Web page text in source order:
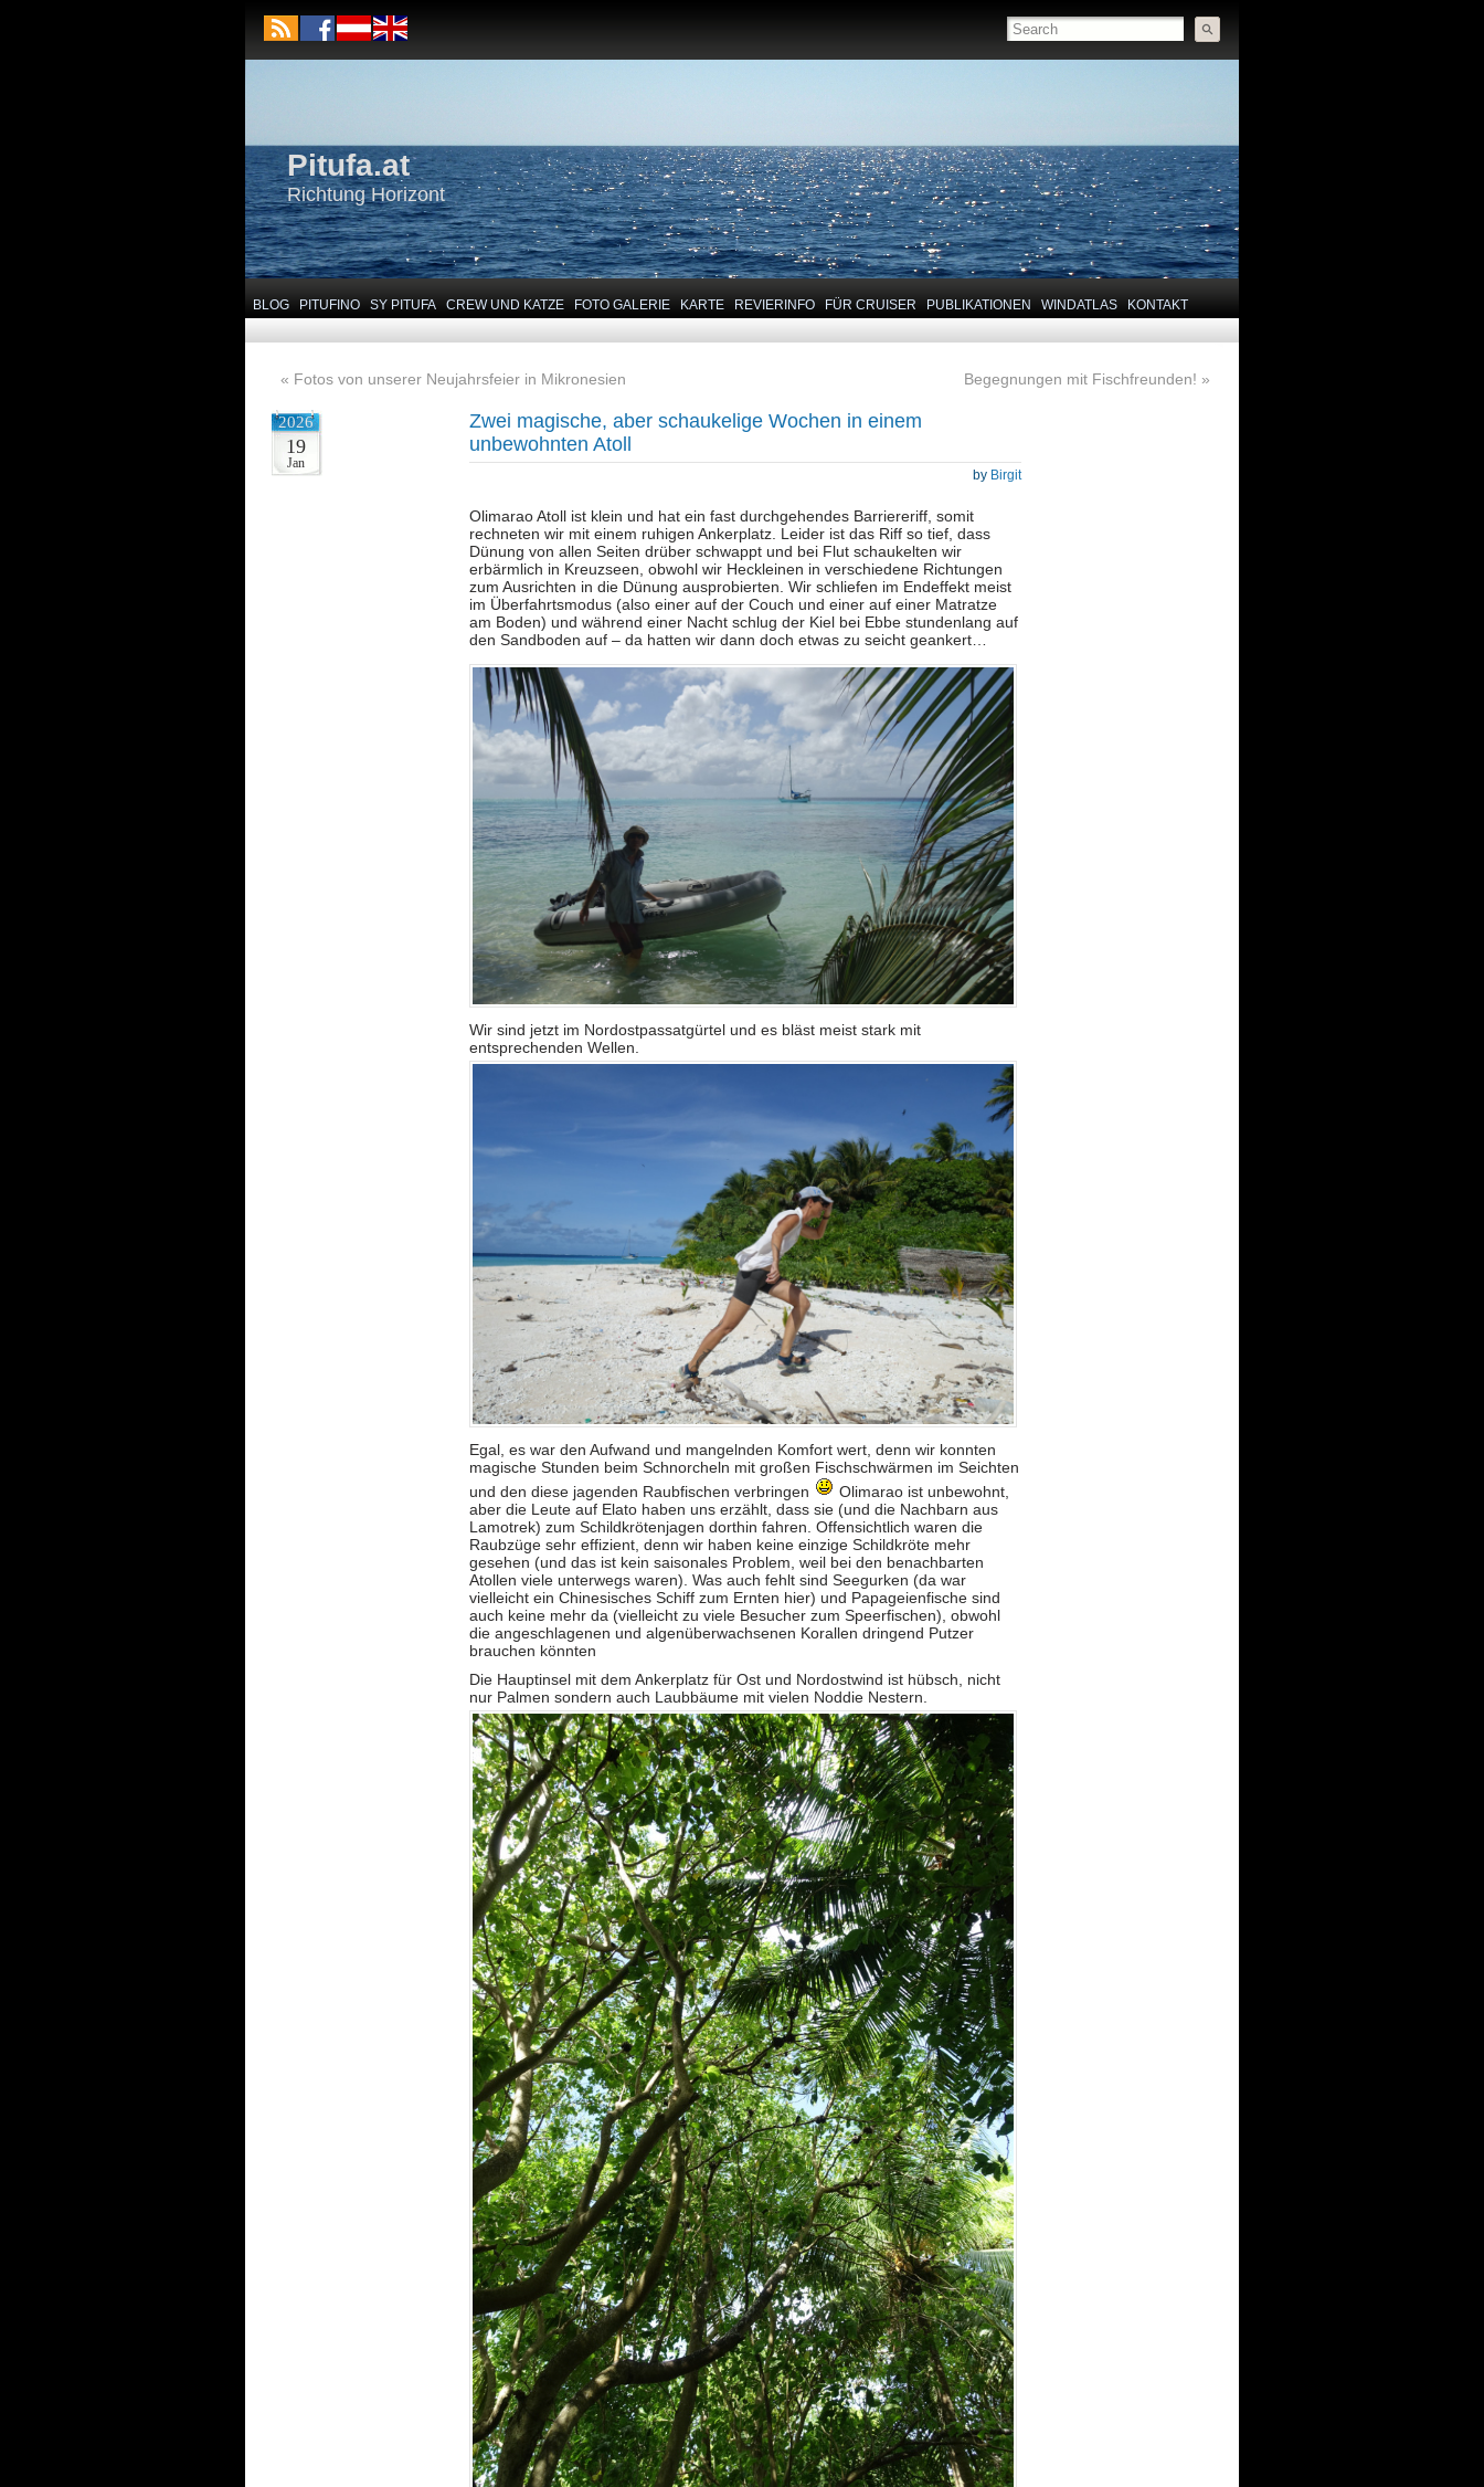
Pitufa.at
Richtung Horizont
BLOG PITUFINO SY PITUFA CREW UND KATZE FOTO GALERIE KARTE REVIERINFO FÜR CRUISER PUBLIKATIONEN WINDATLAS KONTAKT
« Fotos von unserer Neujahrsfeier in Mikronesien Begegnungen mit Fischfreunden! »
2026
19
Jan
Zwei magische, aber schaukelige Wochen in einem
unbewohnten Atoll
by Birgit
Olimarao Atoll ist klein und hat ein fast durchgehendes Barriereriff, somit
rechneten wir mit einem ruhigen Ankerplatz. Leider ist das Riff so tief, dass
Dünung von allen Seiten drüber schwappt und bei Flut schaukelten wir
erbärmlich in Kreuzseen, obwohl wir Heckleinen in verschiedene Richtungen
zum Ausrichten in die Dünung ausprobierten. Wir schliefen im Endeffekt meist
im Überfahrtsmodus (also einer auf der Couch und einer auf einer Matratze
am Boden) und während einer Nacht schlug der Kiel bei Ebbe stundenlang auf
den Sandboden auf – da hatten wir dann doch etwas zu seicht geankert…
Wir sind jetzt im Nordostpassatgürtel und es bläst meist stark mit
entsprechenden Wellen.
Egal, es war den Aufwand und mangelnden Komfort wert, denn wir konnten
magische Stunden beim Schnorcheln mit großen Fischschwärmen im Seichten
und den diese jagenden Raubfischen verbringen
Olimarao ist unbewohnt,
aber die Leute auf Elato haben uns erzählt, dass sie (und die Nachbarn aus
Lamotrek) zum Schildkrötenjagen dorthin fahren. Offensichtlich waren die
Raubzüge sehr effizient, denn wir haben keine einzige Schildkröte mehr
gesehen (und das ist kein saisonales Problem, weil bei den benachbarten
Atollen viele unterwegs waren). Was auch fehlt sind Seegurken (da war
vielleicht ein Chinesisches Schiff zum Ernten hier) und Papageienfische sind
auch keine mehr da (vielleicht zu viele Besucher zum Speerfischen), obwohl
die angeschlagenen und algenüberwachsenen Korallen dringend Putzer
brauchen könnten
Die Hauptinsel mit dem Ankerplatz für Ost und Nordostwind ist hübsch, nicht
nur Palmen sondern auch Laubbäume mit vielen Noddie Nestern.